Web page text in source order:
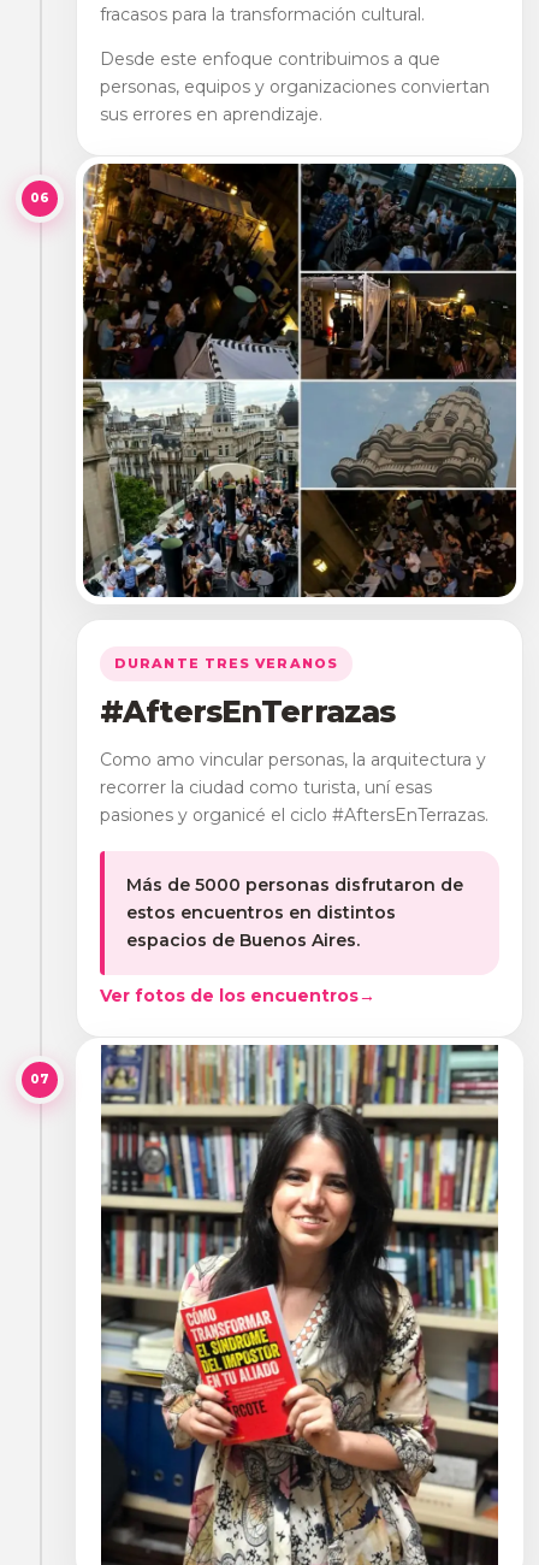
fracasos para la transformación cultural.
Desde este enfoque contribuimos a que
personas, equipos y organizaciones conviertan
sus errores en aprendizaje.
06
DURANTE TRES VERANOS
#AftersEnTerrazas
Como amo vincular personas, la arquitectura y
recorrer la ciudad como turista, uní esas
pasiones y organicé el ciclo #AftersEnTerrazas.
Más de 5000 personas disfrutaron de
estos encuentros en distintos
espacios de Buenos Aires.
Ver fotos de los encuentros→
07